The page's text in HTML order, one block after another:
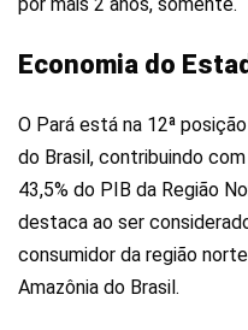
Economia do
O Pará está na 12ª
do Brasil, contribuindo
43,5% do PIB da Região
destaca ao ser
consumidor da região
Amazônia do Brasil.